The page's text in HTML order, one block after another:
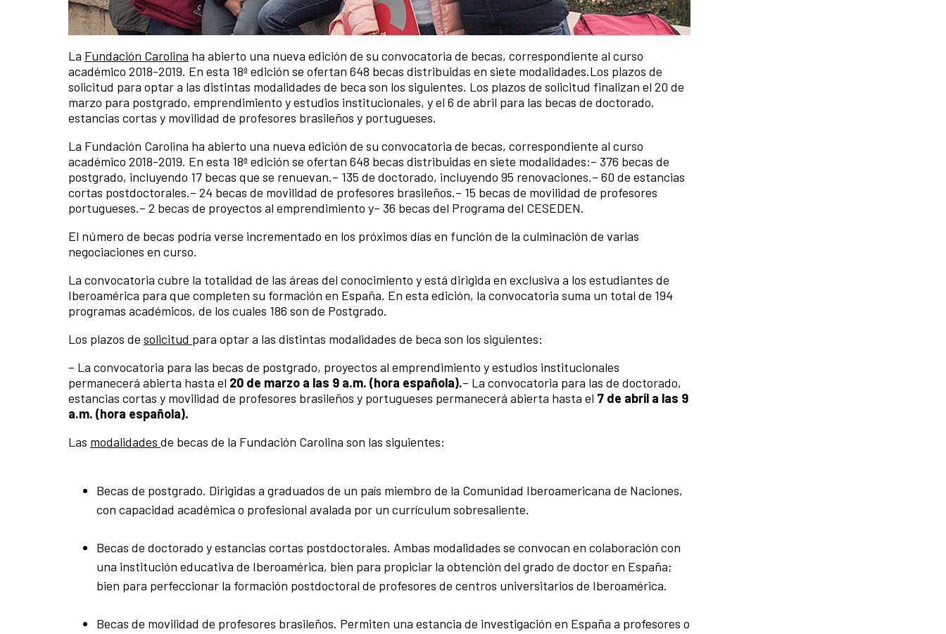
La Fundación Carolina ha abierto una nueva edición de su convocatoria de becas, correspondiente al curso
académico 2018-2019. En esta 18ª edición se ofertan 648 becas distribuidas en siete modalidades.Los plazos de
solicitud para optar a las distintas modalidades de beca son los siguientes. Los plazos de solicitud finalizan el 20 de
marzo para postgrado, emprendimiento y estudios institucionales, y el 6 de abril para las becas de doctorado,
estancias cortas y movilidad de profesores brasileños y portugueses.
La Fundación Carolina ha abierto una nueva edición de su convocatoria de becas, correspondiente al curso
académico 2018-2019. En esta 18ª edición se ofertan 648 becas distribuidas en siete modalidades:– 376 becas de
postgrado, incluyendo 17 becas que se renuevan.– 135 de doctorado, incluyendo 95 renovaciones.– 60 de estancias
cortas postdoctorales.– 24 becas de movilidad de profesores brasileños.– 15 becas de movilidad de profesores
portugueses.– 2 becas de proyectos al emprendimiento y– 36 becas del Programa del CESEDEN.
El número de becas podría verse incrementado en los próximos días en función de la culminación de varias
negociaciones en curso.
La convocatoria cubre la totalidad de las áreas del conocimiento y está dirigida en exclusiva a los estudiantes de
Iberoamérica para que completen su formación en España. En esta edición, la convocatoria suma un total de 194
programas académicos, de los cuales 186 son de Postgrado.
Los plazos de solicitud para optar a las distintas modalidades de beca son los siguientes:
– La convocatoria para las becas de postgrado, proyectos al emprendimiento y estudios institucionales
permanecerá abierta hasta el 20 de marzo a las 9 a.m. (hora española).– La convocatoria para las de doctorado,
estancias cortas y movilidad de profesores brasileños y portugueses permanecerá abierta hasta el 7 de abril a las 9
a.m. (hora española).
Las modalidades de becas de la Fundación Carolina son las siguientes:
Becas de postgrado. Dirigidas a graduados de un país miembro de la Comunidad Iberoamericana de Naciones,
con capacidad académica o profesional avalada por un currículum sobresaliente.
Becas de doctorado y estancias cortas postdoctorales. Ambas modalidades se convocan en colaboración con
una institución educativa de Iberoamérica, bien para propiciar la obtención del grado de doctor en España;
bien para perfeccionar la formación postdoctoral de profesores de centros universitarios de Iberoamérica.
Becas de movilidad de profesores brasileños. Permiten una estancia de investigación en España a profesores o